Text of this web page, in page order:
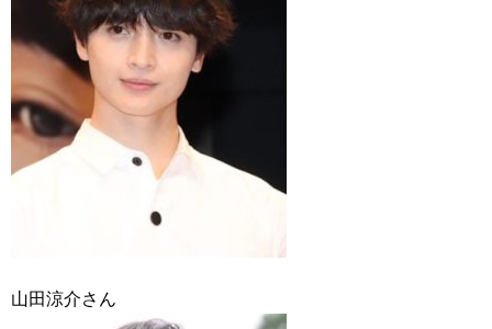
山田涼介さん